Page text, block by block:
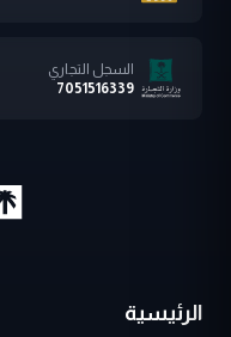
السجل التجاري
7051516339
الرئيسية